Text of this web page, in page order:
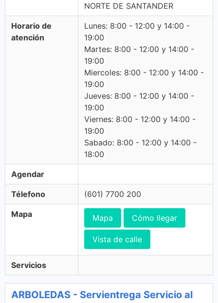
NORTE DE SANTANDER
Horario de
atención
Lunes: 8:00 - 12:00 y 14:00 -
19:00
Martes: 8:00 - 12:00 y 14:00 -
19:00
Miercoles: 8:00 - 12:00 y 14:00 -
19:00
Jueves: 8:00 - 12:00 y 14:00 -
19:00
Viernes: 8:00 - 12:00 y 14:00 -
19:00
Sabado: 8:00 - 12:00 y 14:00 -
18:00
Agendar
Télefono (601) 7700 200
Mapa Mapa Cómo llegar
Vista de calle
Servicios
ARBOLEDAS - Servientrega Servicio al